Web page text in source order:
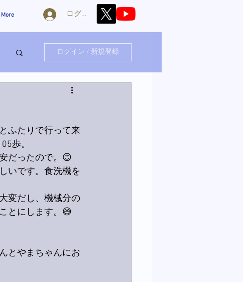
More ログイン
ログイン / 新規登録
ふたりで行って来
歩。
だったので。😊
いです。食洗機を
変だし、機械分の
とにします。😅
とやまちゃんにお